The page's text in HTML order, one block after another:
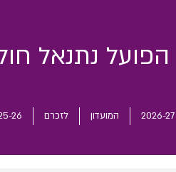
הפועל נתנאל
2026-27 המועדון לזכרם 26